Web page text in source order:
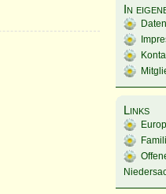
In
Links